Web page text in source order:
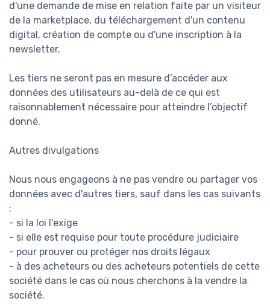
d'une demande de mise en relation faite par un visiteur
de la marketplace, du téléchargement d'un contenu
digital, création de compte ou d'une inscription à la
newsletter.
Les tiers ne seront pas en mesure d’accéder aux
données des utilisateurs au-delà de ce qui est
raisonnablement nécessaire pour atteindre l’objectif
donné.
Autres divulgations
Nous nous engageons à ne pas vendre ou partager vos
données avec d'autres tiers, sauf dans les cas suivants
:
- si la loi l'exige
- si elle est requise pour toute procédure judiciaire
- pour prouver ou protéger nos droits légaux
- à des acheteurs ou des acheteurs potentiels de cette
société dans le cas où nous cherchons à la vendre la
société.